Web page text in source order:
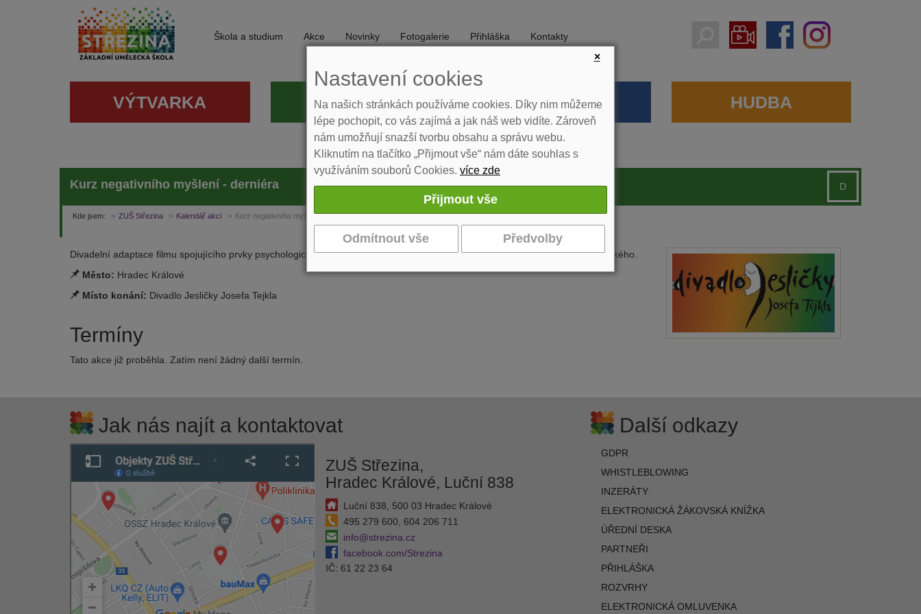
Škola a studium Akce Novinky Fotogalerie Přihláška Kontakty
VÝTVARKA DIVADLO TANEC HUDBA
Kurz negativního myšlení - derniéra D
Kde jsem: ZUŠ Střezina Kalendář akcí Kurz negativního myšlení - derniéra
Divadelní adaptace filmu spojujícího prvky psychologického dramatu se sarkasticky černou komedií v režii Josefa Jana Kopeckého.
Město: Hradec Králové
Místo konání: Divadlo Jesličky Josefa Tejkla
Termíny
Tato akce již proběhla. Zatím není žádný další termín.
Jak nás najít a kontaktovat
ZUŠ Střezina,
Hradec Králové, Luční 838
Luční 838, 500 03 Hradec Králové
495 279 600, 604 206 711
info@strezina.cz
facebook.com/Strezina
IČ: 61 22 23 64
Další odkazy
GDPR
WHISTLEBLOWING
INZERÁTY
ELEKTRONICKÁ ŽÁKOVSKÁ KNÍŽKA
ÚŘEDNÍ DESKA
PARTNEŘI
PŘIHLÁŠKA
ROZVRHY
ELEKTRONICKÁ OMLUVENKA
×
Nastavení cookies
Na našich stránkách používáme cookies. Díky nim můžeme
lépe pochopit, co vás zajímá a jak náš web vidíte. Zároveň
nám umožňují snazší tvorbu obsahu a správu webu.
Kliknutím na tlačítko „Přijmout vše“ nám dáte souhlas s
využíváním souborů Cookies. více zde